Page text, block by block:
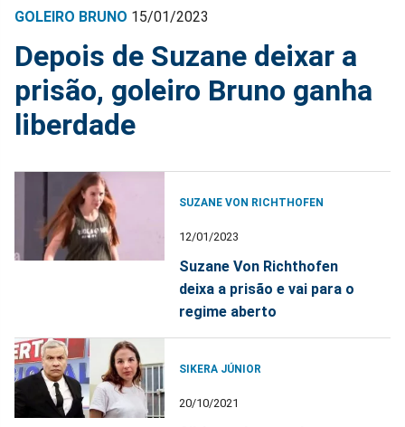
GOLEIRO BRUNO 15/01/2023
Depois de Suzane deixar a
prisão, goleiro Bruno ganha
liberdade
SUZANE VON RICHTHOFEN
12/01/2023
Suzane Von Richthofen
deixa a prisão e vai para o
regime aberto
SIKERA JÚNIOR
20/10/2021